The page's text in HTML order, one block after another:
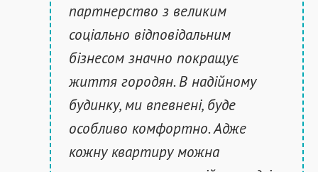
партнерство з великим
соціально відповідальним
бізнесом значно покращує
життя городян. В надійному
будинку, ми впевнені, буде
особливо комфортно. Адже
кожну квартиру можна